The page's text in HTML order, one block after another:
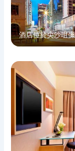
酒店位於尖沙咀